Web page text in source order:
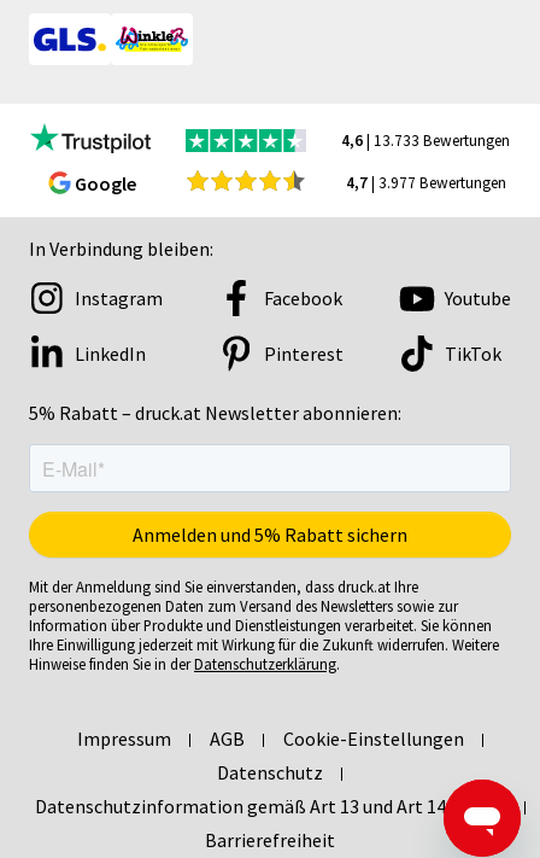
4,6| 13.733 Bewertungen
Google 4,7| 3.977 Bewertungen
In Verbindung bleiben:
5% Rabatt – druck.at Newsletter abonnieren:
Instagram Facebook Youtube
LinkedIn Pinterest TikTok
Mit der Anmeldung sind Sie einverstanden, dass druck.at Ihre
personenbezogenen Daten zum Versand des Newsletters sowie zur
Information über Produkte und Dienstleistungen verarbeitet. Sie können
Ihre Einwilligung jederzeit mit Wirkung für die Zukunft widerrufen. Weitere
Hinweise finden Sie in derDatenschutzerklärung.
Impressum AGB
Cookie-Einstellungen
Datenschutz
Datenschutzinformation gemäß Art 13 und Art 14 DSGVO
Barrierefreiheit